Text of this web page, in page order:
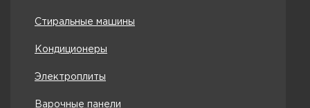
Стиральные машины
Кондиционеры
Электроплиты
Варочные панели